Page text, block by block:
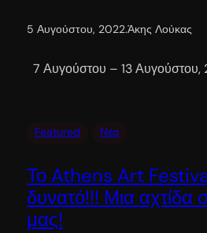
5 Αυγούστου, 2022.Άκης Λούκας
7 Αυγούστου – 13 Αυγούστου,
Featured Νέα
Το Athens Art
δυνατό!!! Μια αχτίδα
μας!